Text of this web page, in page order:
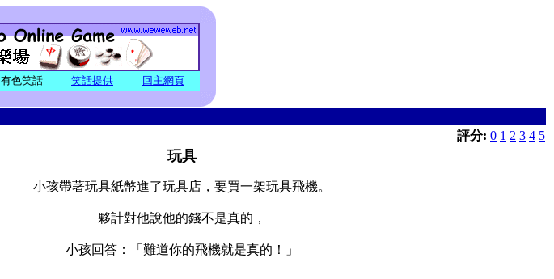
有色笑話 笑話提供 回主網頁
評分: 0 1 2 3 4 5
玩具
小孩帶著玩具紙幣進了玩具店，要買一架玩具飛機。
夥計對他說他的錢不是真的，
小孩回答：「難道你的飛機就是真的！」